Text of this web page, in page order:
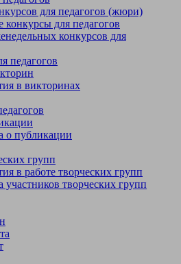
для педагогов (жюри)
для педагогов
конкурсов для
педагогов
в викторинах
о публикации
групп
в работе творческих групп
участников творческих групп